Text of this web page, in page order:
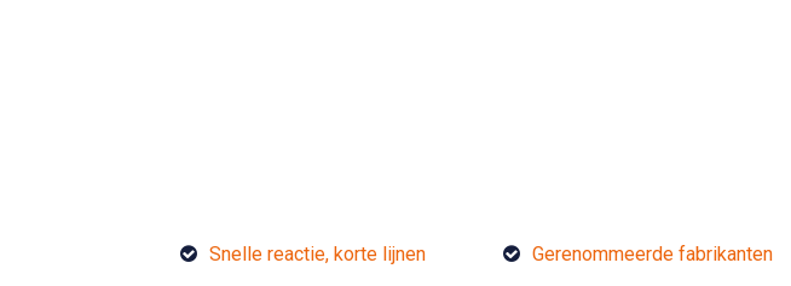
Snelle reactie, korte lijnen Gerenommeerde fabrikanten